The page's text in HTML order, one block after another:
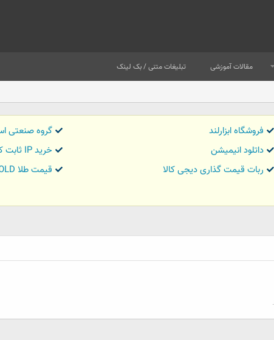
مقالات آموزشی تبلیغات متنی / بک لینک
فروشگاه ابزارلند
گروه صنعتی
داتلود انیمیشن
خرید IP ثابت کاور تریدر
ربات قیمت گذاری دیجی کالا
قیمت طلا GOLD